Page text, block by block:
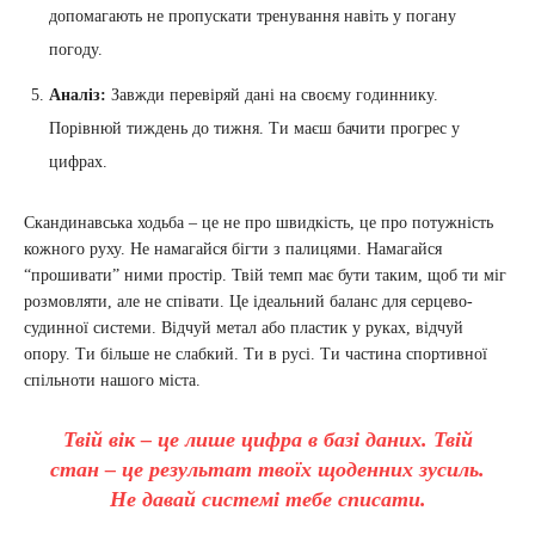
допомагають не пропускати тренування навіть у погану
погоду.
Аналіз: Завжди перевіряй дані на своєму годиннику.
Порівнюй тиждень до тижня. Ти маєш бачити прогрес у
цифрах.
Скандинавська ходьба – це не про швидкість, це про потужність
кожного руху. Не намагайся бігти з палицями. Намагайся
“прошивати” ними простір. Твій темп має бути таким, щоб ти міг
розмовляти, але не співати. Це ідеальний баланс для серцево-
судинної системи. Відчуй метал або пластик у руках, відчуй
опору. Ти більше не слабкий. Ти в русі. Ти частина спортивної
спільноти нашого міста.
Твій вік – це лише цифра в базі даних. Твій
стан – це результат твоїх щоденних зусиль.
Не давай системі тебе списати.